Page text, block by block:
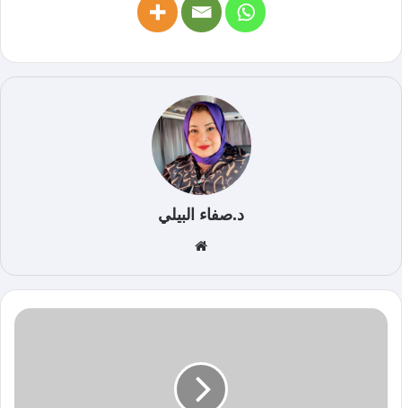
د.صفاء البيلي
الوي
ب